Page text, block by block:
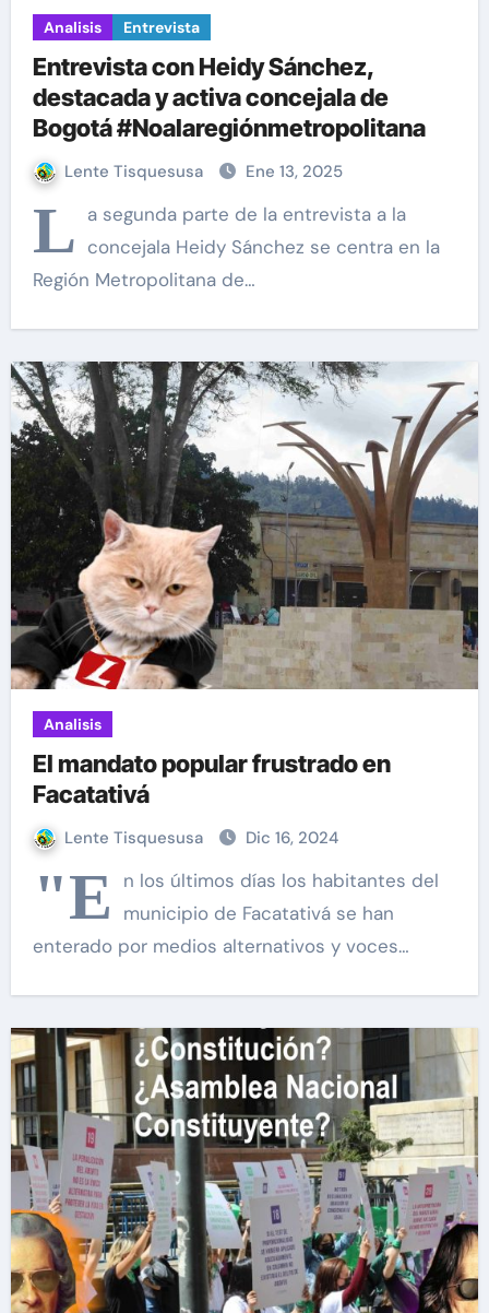
Analisis Entrevista
Entrevista con Heidy Sánchez,
destacada y activa concejala de
Bogotá #Noalaregiónmetropolitana
Lente Tisquesusa Ene 13, 2025
L a segunda parte de la entrevista a la
concejala Heidy Sánchez se centra en la
Región Metropolitana de…
Analisis
El mandato popular frustrado en
Facatativá
Lente Tisquesusa Dic 16, 2024
"E
n los últimos días los habitantes del
municipio de Facatativá se han
enterado por medios alternativos y voces…